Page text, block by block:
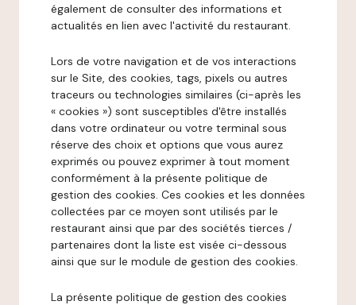
également de consulter des informations et
actualités en lien avec l'activité du restaurant.
Lors de votre navigation et de vos interactions
sur le Site, des cookies, tags, pixels ou autres
traceurs ou technologies similaires (ci-après les
« cookies ») sont susceptibles d'être installés
dans votre ordinateur ou votre terminal sous
réserve des choix et options que vous aurez
exprimés ou pouvez exprimer à tout moment
conformément à la présente politique de
gestion des cookies. Ces cookies et les données
collectées par ce moyen sont utilisés par le
restaurant ainsi que par des sociétés tierces /
partenaires dont la liste est visée ci-dessous
ainsi que sur le module de gestion des cookies.
La présente politique de gestion des cookies